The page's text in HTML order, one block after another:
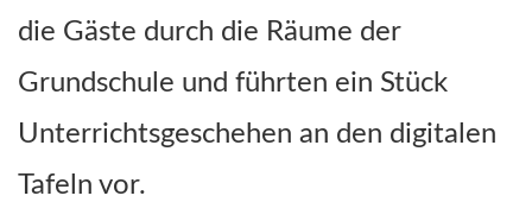
die Gäste durch die Räume der
Grundschule und führten ein Stück
Unterrichtsgeschehen an den digitalen
Tafeln vor.